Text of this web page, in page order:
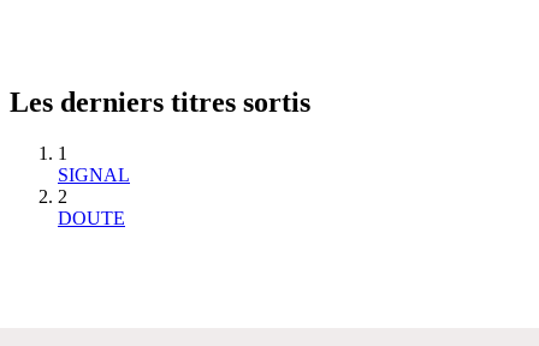
Les derniers titres sortis
1
SIGNAL
2
DOUTE